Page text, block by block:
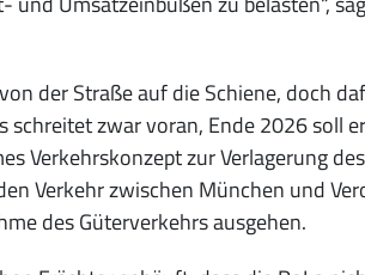
der Straße auf die Schiene, doch
zwar voran, Ende 2026 soll
Verkehrskonzept zur Verlagerung
Verkehr zwischen München und
des Güterverkehrs ausgehen.